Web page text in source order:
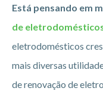
Está pensando em
de
eletrodomésticos
mais diversas
de renovação de